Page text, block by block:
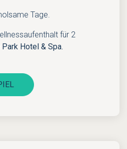
Tage.
für 2
Hotel & Spa.